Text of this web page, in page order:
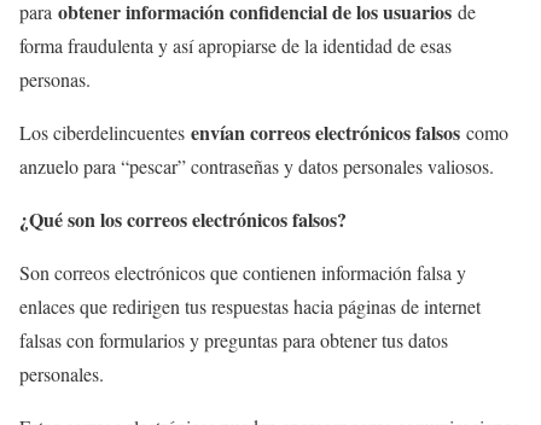
para obtener información confidencial de los usuarios de
forma fraudulenta y así apropiarse de la identidad de esas
personas.
Los ciberdelincuentes envían correos electrónicos falsos como
anzuelo para “pescar” contraseñas y datos personales valiosos.
¿Qué son los correos electrónicos falsos?
Son correos electrónicos que contienen información falsa y
enlaces que redirigen tus respuestas hacia páginas de internet
falsas con formularios y preguntas para obtener tus datos
personales.